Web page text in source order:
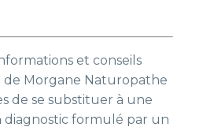
et conseils
de Morgane Naturopathe
de se substituer à une
formulé par un